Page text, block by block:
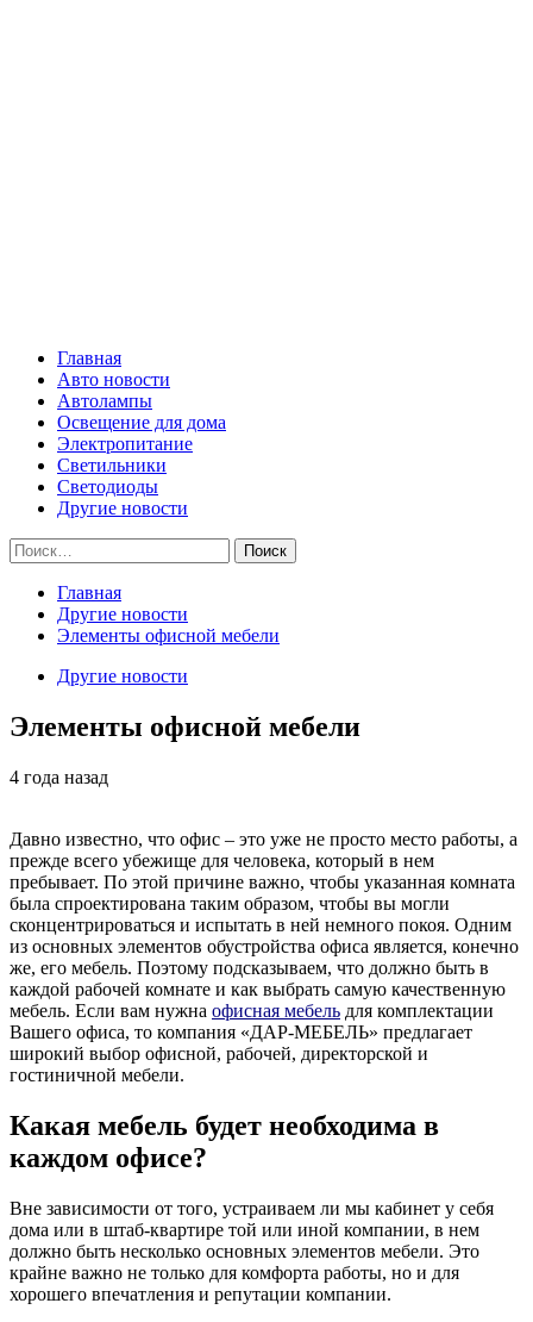
Главная
Авто новости
Автолампы
Освещение для дома
Электропитание
Светильники
Светодиоды
Другие новости
Найти:
Главная
Другие новости
Элементы офисной мебели
Другие новости
Элементы офисной мебели
4 года назад
Давно известно, что офис – это уже не просто место работы, а
прежде всего убежище для человека, который в нем
пребывает. По этой причине важно, чтобы указанная комната
была спроектирована таким образом, чтобы вы могли
сконцентрироваться и испытать в ней немного покоя. Одним
из основных элементов обустройства офиса является, конечно
же, его мебель. Поэтому подсказываем, что должно быть в
каждой рабочей комнате и как выбрать самую качественную
мебель. Если вам нужна офисная мебель для комплектации
Вашего офиса, то компания «ДАР-МЕБЕЛЬ» предлагает
широкий выбор офисной, рабочей, директорской и
гостиничной мебели.
Какая мебель будет необходима в
каждом офисе?
Вне зависимости от того, устраиваем ли мы кабинет у себя
дома или в штаб-квартире той или иной компании, в нем
должно быть несколько основных элементов мебели. Это
крайне важно не только для комфорта работы, но и для
хорошего впечатления и репутации компании.